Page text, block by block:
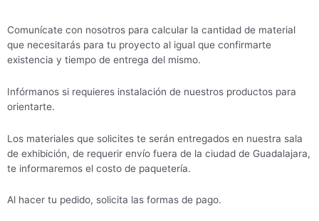
Comunícate con nosotros para calcular la cantidad de material
que necesitarás para tu proyecto al igual que confirmarte
existencia y tiempo de entrega del mismo.
Infórmanos si requieres instalación de nuestros productos para
orientarte.
Los materiales que solicites te serán entregados en nuestra sala
de exhibición, de requerir envío fuera de la ciudad de Guadalajara,
te informaremos el costo de paquetería.
Al hacer tu pedido, solicita las formas de pago.